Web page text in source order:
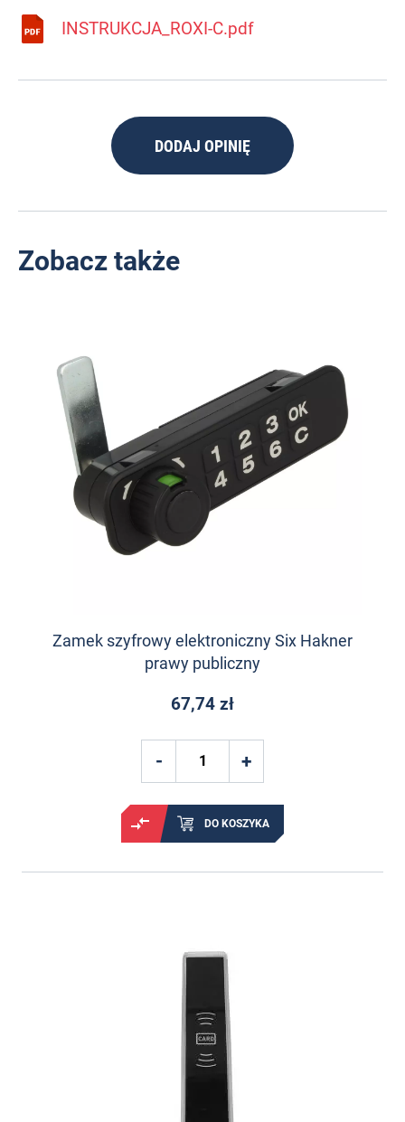
INSTRUKCJA_ROXI-C.pdf
DODAJ OPINIĘ
Zobacz także
Zamek szyfrowy elektroniczny Six Hakner
prawy publiczny
67,74 zł
DO KOSZYKA